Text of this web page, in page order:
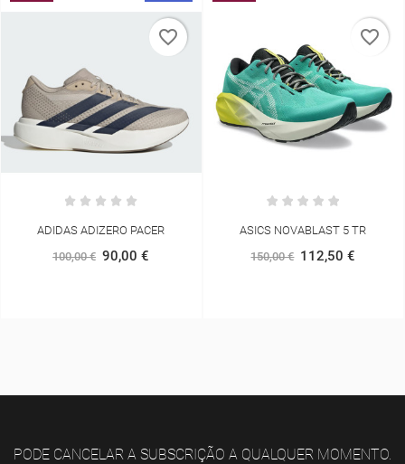
ADIDAS ADIZERO PACER
100,00 € 90,00 €
favorite_border
ASICS NOVABLAST 5 TR
150,00 € 112,50 €
favorite_border
PODE CANCELAR A SUBSCRIÇÃO A QUALQUER MOMENTO.